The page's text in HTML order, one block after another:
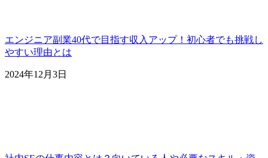
エンジニア副業40代で目指す収入アップ！初心者でも挑戦し
やすい理由とは
2024年12月3日